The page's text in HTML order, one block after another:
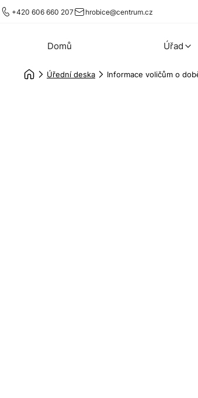
+420 606 660 207 hrobice@centrum.cz
Domů Úřad
Úřední deska Informace voličům o